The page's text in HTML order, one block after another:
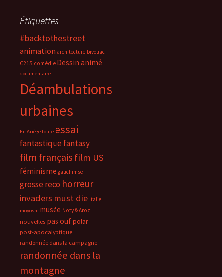
Étiquettes
#backtothestreet
animation architecture bivouac
C215 comédie Dessin animé
documentaire
Déambulations
urbaines
En Ariège toute essai
fantastiquefantasy
film français film US
féminisme gauchimse
grosse reco horreur
invaders must die Italie
moyoshi musée Noty & Aroz
nouvelles pas oufpolar
post-apocalyptique
randonnée dans la campagne
randonnée dans la
montagne